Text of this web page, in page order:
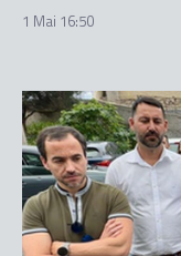
1 Mai 16:50